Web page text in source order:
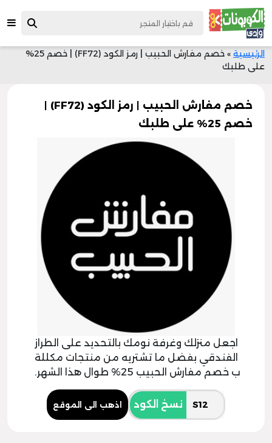
الرئيسية »
خصم مفارش الحبيب | رمز الكود (FF72) | خصم 25%
على طلبك
خصم مفارش الحبيب | رمز الكود (FF72) |
خصم 25% على طلبك
اجعل منزلك وغرفة نومك بالتحديد على الطراز
الفندقي بفضل ما تشتريه من منتجات مكللة
ب خصم مفارش الحبيب 25% طوال هذا الشهر.
نسخ الكود اذهب الى الموقع